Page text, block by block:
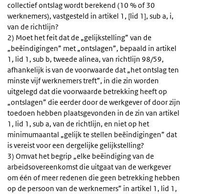
collectief ontslag wordt berekend (10 % of 30
werknemers), vastgesteld in artikel 1, [lid 1], sub a, i,
van de richtlijn?
2) Moet het feit dat de „gelijkstelling” van de
„beëindigingen” met „ontslagen”, bepaald in artikel
1, lid 1, sub b, tweede alinea, van richtlijn 98/59,
afhankelijk is van de voorwaarde dat „het ontslag ten
minste vijf werknemers treft”, in die zin worden
uitgelegd dat die voorwaarde betrekking heeft op
„ontslagen” die eerder door de werkgever of door zijn
toedoen hebben plaatsgevonden in de zin van artikel
1, lid 1, sub a, van de richtlijn, en niet op het
minimumaantal „gelijk te stellen beëindigingen” dat
is vereist voor een dergelijke gelijkstelling?
3) Omvat het begrip „elke beëindiging van de
arbeidsovereenkomst die uitgaat van de werkgever
om één of meer redenen die geen betrekking hebben
op de persoon van de werknemers” in artikel 1, lid 1,